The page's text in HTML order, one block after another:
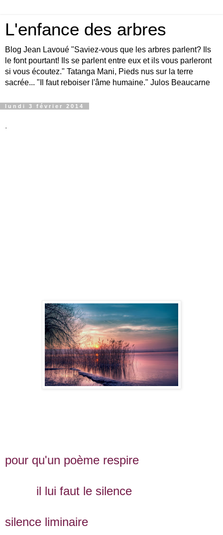
L'enfance des arbres
Blog Jean Lavoué "Saviez-vous que les arbres parlent? Ils
le font pourtant! Ils se parlent entre eux et ils vous parleront
si vous écoutez." Tatanga Mani, Pieds nus sur la terre
sacrée... "Il faut reboiser l'âme humaine." Julos Beaucarne
lundi 3 février 2014
.
pour qu'un poème respire
il lui faut le silence
silence liminaire